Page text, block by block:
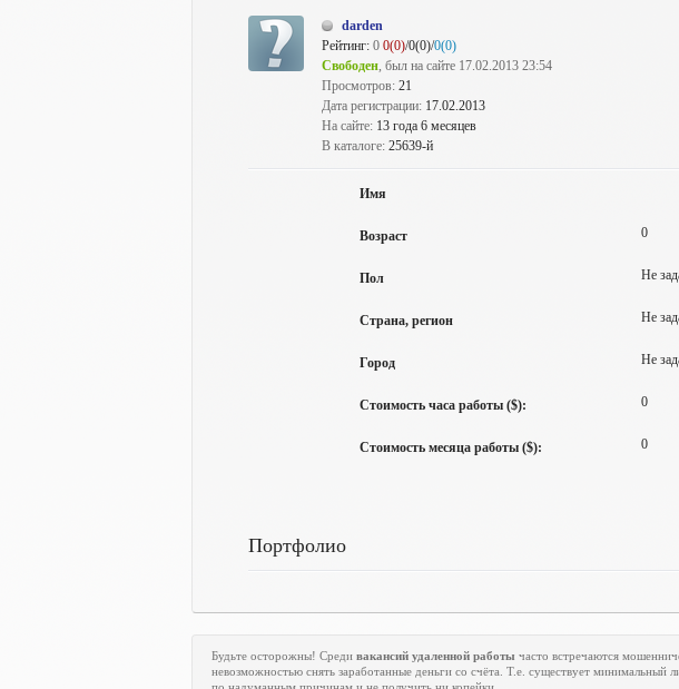
darden
Рейтинг: 0 0(0)/0(0)/0(0)
Свободен, был на сайте 17.02.2013 23:54
Просмотров: 21
Дата регистрации: 17.02.2013
На сайте: 13 года 6 месяцев
В каталоге: 25639-й
Имя
Возраст 0
Пол Не
Страна, регион Не
Город Не
Стоимость часа работы ($): 0
Стоимость месяца работы ($): 0
Портфолио
Будьте осторожны! Среди вакансий удаленной работы часто встречаются
невозможностью снять заработанные деньги со счёта. Т.е. существует